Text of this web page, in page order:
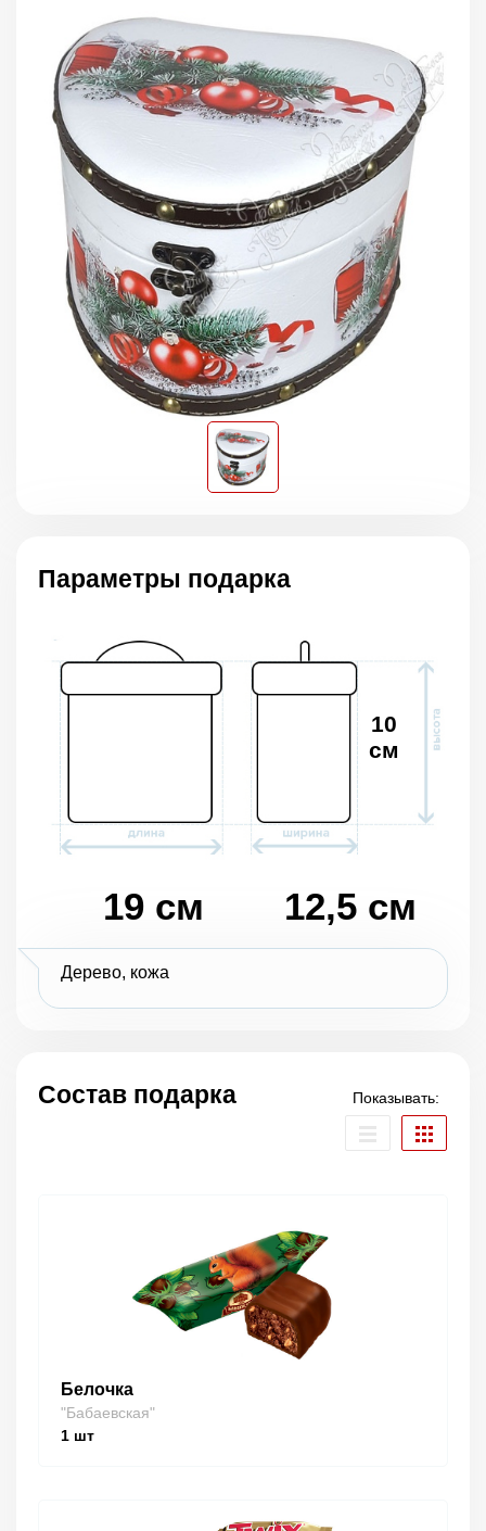
Параметры подарка
19 см 12,5 см
10
см
Дерево, кожа
Состав подарка Показывать:
Белочка
"Бабаевская"
1 шт